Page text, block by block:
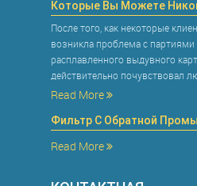
Которые Вы Можете
После того, как некоторые
возникла проблема с
расплавленного выдувного
действительно почувствовал
Read More
Фильтр С Обратной
Read More